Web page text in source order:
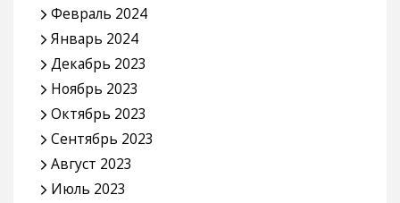
Февраль 2024
Январь 2024
Декабрь 2023
Ноябрь 2023
Октябрь 2023
Сентябрь 2023
Август 2023
Июль 2023